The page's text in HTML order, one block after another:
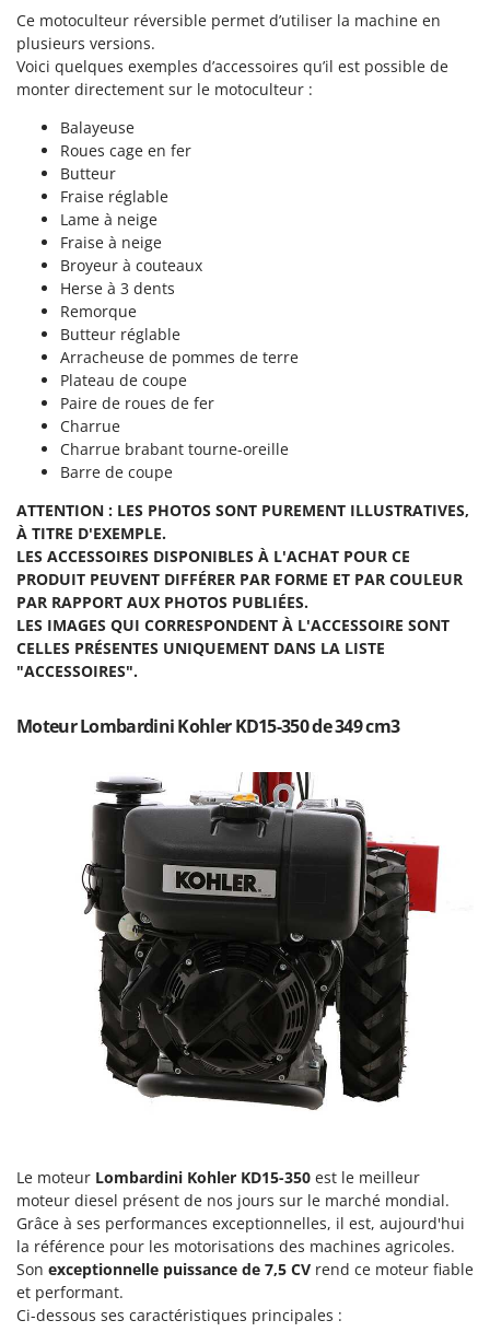
Pulvérisateurs
Pulvérisateurs portés
R
Rampes de chargement en aluminium
Râpes à fromage électriques
Râteaux pour tracteur
Remplisseuses
Robots nettoyeurs de piscine
Robots Tondeuses
Rogneuses de souches
Rouleaux pour tracteur
Scies à os
Scies à Ruban
Scies de jardin télescopiques
Sécateurs électriques à batterie
Sécateurs et Échenilloirs manuels
Sécateurs pneumatiques
Semoirs et Épandeurs d'engrais
Souffleurs aspirateurs pour Feuilles
Soufreuses - Poudreuses pour tracteur
Taille-haies
Taille-haies à bras pour tracteur
Tarières
Tondeuses à Gazon
Tondeuses autoportées
Tondeuses débroussailleuses thermiques
Trancheuses
Trancheuses de sol
Tronçonneuses
V
Vêtements de Sécurité
Vibroculteurs à tracteur
GRIFO
GVS
GYS
Hailo
Helvi
Henx
HiKOKI
Honda
Idromatic
Il-Tec
Imperia
Infaco
Intec
Intex
Italyco
ITM
J JOLLY ITALIA
Karcher
Kemper
Keter
KitchenAid
Komo
Lampacrescia - MGM
Landxcape
LAR Casalinghi
Lotusgrill
M
M.A.I.BO.
Macom
Macte Ovens
Ce motoculteur réversible permet d’utiliser la machine en
plusieurs versions.
Voici quelques exemples d’accessoires qu’il est possible de
monter directement sur le motoculteur :
Balayeuse
Roues cage en fer
Butteur
Fraise réglable
Lame à neige
Fraise à neige
Broyeur à couteaux
Herse à 3 dents
Remorque
Butteur réglable
Arracheuse de pommes de terre
Plateau de coupe
Paire de roues de fer
Charrue
Charrue brabant tourne-oreille
Barre de coupe
ATTENTION : LES PHOTOS SONT PUREMENT ILLUSTRATIVES,
À TITRE D'EXEMPLE.
LES ACCESSOIRES DISPONIBLES À L'ACHAT POUR CE
PRODUIT PEUVENT DIFFÉRER PAR FORME ET PAR COULEUR
PAR RAPPORT AUX PHOTOS PUBLIÉES.
LES IMAGES QUI CORRESPONDENT À L'ACCESSOIRE SONT
CELLES PRÉSENTES UNIQUEMENT DANS LA LISTE
"ACCESSOIRES".
Moteur Lombardini Kohler KD15-350 de 349 cm3
Le moteur Lombardini Kohler KD15-350 est le meilleur
moteur diesel présent de nos jours sur le marché mondial.
Grâce à ses performances exceptionnelles, il est, aujourd'hui
la référence pour les motorisations des machines agricoles.
Son exceptionnelle puissance de 7,5 CV rend ce moteur fiable
et performant.
Ci-dessous ses caractéristiques principales :